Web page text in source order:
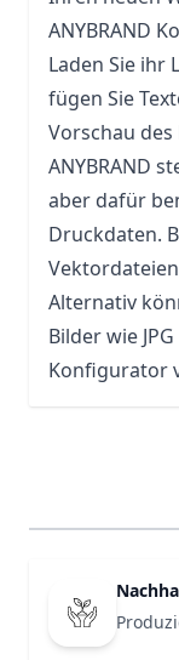
ANYBRAND
Laden Sie ihr
fügen Sie
Vorschau des
ANYBRAND
aber dafür
Druckdaten.
Vektordateien
Alternativ
Bilder wie
Konfigurator